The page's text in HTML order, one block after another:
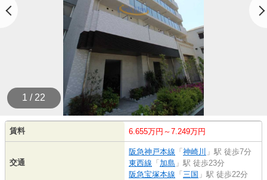
1 / 22
賃料 6.655万円～7.249万円
交通
阪急神戸本線 「 神崎川 」駅 徒歩7分
東西線 「 加島 」駅 徒歩23分
阪急宝塚本線 「 三国 」駅 徒歩22分